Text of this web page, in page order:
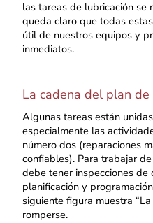
las tareas de lubricación se
queda claro que todas
útil de nuestros equipos y
inmediatos.
La cadena del plan de
Algunas tareas están
especialmente las
número dos (reparaciones
confiables). Para trabajar
debe tener inspecciones
planificación y
siguiente figura muestra
romperse.